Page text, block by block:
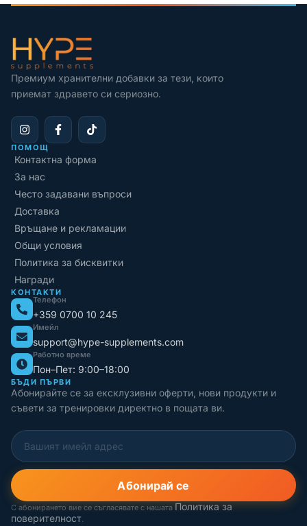
Премиум хранителни добавки за тези, които
приемат здравето си сериозно.
ПОМОЩ
Контактна форма
За нас
Често задавани въпроси
Доставка
Връщане и рекламации
Общи условия
Политика за бисквитки
Награди
КОНТАКТИ
Телефон
+359 0700 10 245
Имейл
support@hype-supplements.com
Работно време
Пон–Пет: 9:00–18:00
БЪДИ ПЪРВИ
Абонирайте се за ексклузивни оферти, нови продукти и
съвети за тренировки директно в пощата ви.
Абонирай се
С абонирането вие се съгласявате с нашата Политика за
поверителност.